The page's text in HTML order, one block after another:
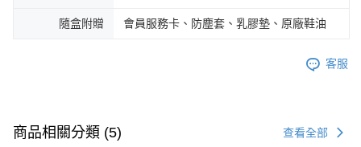
隨盒附贈 會員服務卡、防塵套、乳膠墊、原廠鞋油
客服
商品相關分類 (5) 查看全部